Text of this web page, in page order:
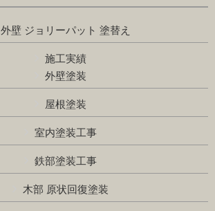
外壁 ジョリーパット 塗替え
施工実績
外壁塗装
屋根塗装
室内塗装工事
鉄部塗装工事
木部 原状回復塗装